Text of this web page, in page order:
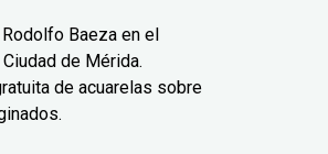
Baeza en el
de Mérida.
de acuarelas sobre